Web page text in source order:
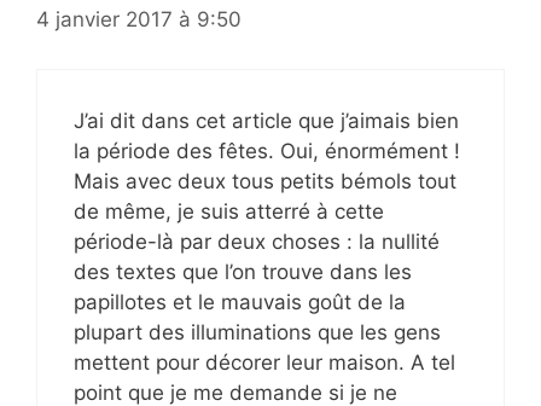
4 janvier 2017 à 9:50
J’ai dit dans cet article que j’aimais bien
la période des fêtes. Oui, énormément !
Mais avec deux tous petits bémols tout
de même, je suis atterré à cette
période-là par deux choses : la nullité
des textes que l’on trouve dans les
papillotes et le mauvais goût de la
plupart des illuminations que les gens
mettent pour décorer leur maison. A tel
point que je me demande si je ne